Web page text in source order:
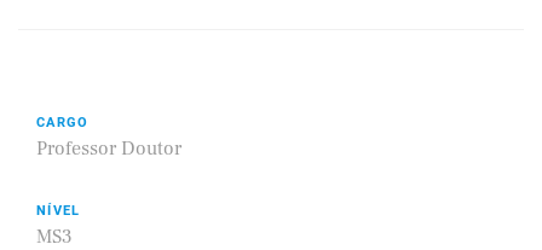
CARGO
Professor Doutor
NÍVEL
MS3